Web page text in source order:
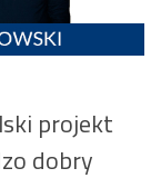
projekt
dobry